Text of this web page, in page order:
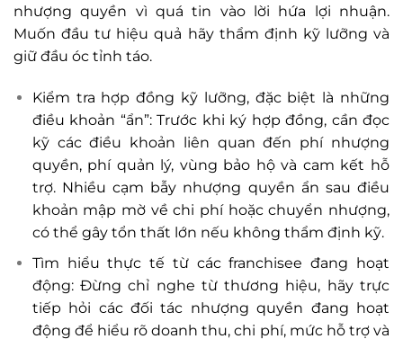
nhượng quyền vì quá tin vào lời hứa lợi nhuận.
Muốn đầu tư hiệu quả hãy thẩm định kỹ lưỡng và
giữ đầu óc tỉnh táo.
Kiểm tra hợp đồng kỹ lưỡng, đặc biệt là những
điều khoản “ẩn”: Trước khi ký hợp đồng, cần đọc
kỹ các điều khoản liên quan đến phí nhượng
quyền, phí quản lý, vùng bảo hộ và cam kết hỗ
trợ. Nhiều cạm bẫy nhượng quyền ẩn sau điều
khoản mập mờ về chi phí hoặc chuyển nhượng,
có thể gây tổn thất lớn nếu không thẩm định kỹ.
Tìm hiểu thực tế từ các franchisee đang hoạt
động: Đừng chỉ nghe từ thương hiệu, hãy trực
tiếp hỏi các đối tác nhượng quyền đang hoạt
động để hiểu rõ doanh thu, chi phí, mức hỗ trợ và